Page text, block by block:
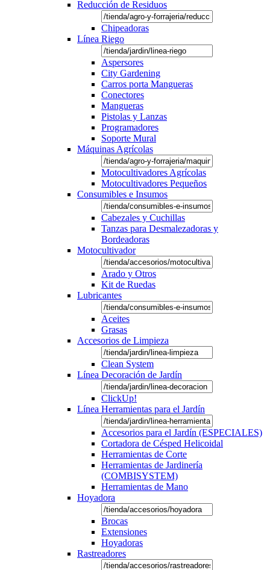
Reducción de Residuos
Chipeadoras
Línea Riego
Aspersores
City Gardening
Carros porta Mangueras
Conectores
Mangueras
Pistolas y Lanzas
Programadores
Soporte Mural
Máquinas Agrícolas
Motocultivadores Agrícolas
Motocultivadores Pequeños
Consumibles e Insumos
Cabezales y Cuchillas
Tanzas para Desmalezadoras y
Bordeadoras
Motocultivador
Arado y Otros
Kit de Ruedas
Lubricantes
Aceites
Grasas
Accesorios de Limpieza
Clean System
Línea Decoración de Jardín
ClickUp!
Línea Herramientas para el Jardín
Accesorios para el Jardín (ESPECIALES)
Cortadora de Césped Helicoidal
Herramientas de Corte
Herramientas de Jardinería
(COMBISYSTEM)
Herramientas de Mano
Hoyadora
Brocas
Extensiones
Hoyadoras
Rastreadores